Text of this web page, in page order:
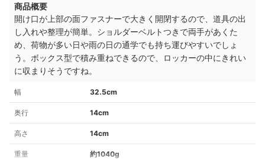
商品概要
開け口が上部の面ファスナーで大きく開閉するので、道具の出
し入れや整理が簡単。ショルダーベルトつきで両手があくた
め、荷物が多い日や雨の日の通学でも持ち運びやすいでしょ
う。ボックス型で積み重ねできるので、ロッカーの中にきれい
に収まりそうですね。
幅 32.5cm
奥行 14cm
高さ 14cm
重量 約1040g